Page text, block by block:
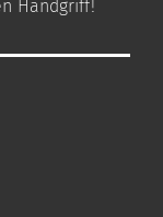
Handgriff!